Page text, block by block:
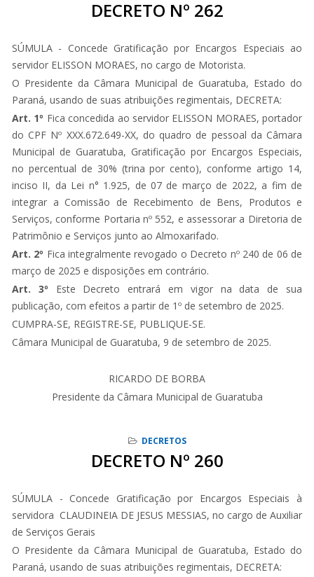
DECRETO Nº 262
SÚMULA - Concede Gratificação por Encargos Especiais ao
servidor ELISSON MORAES, no cargo de Motorista.
O Presidente da Câmara Municipal de Guaratuba, Estado do
Paraná, usando de suas atribuições regimentais, DECRETA:
Art. 1º Fica concedida ao servidor ELISSON MORAES, portador
do CPF Nº XXX.672.649-XX, do quadro de pessoal da Câmara
Municipal de Guaratuba, Gratificação por Encargos Especiais,
no percentual de 30% (trina por cento), conforme artigo 14,
inciso II, da Lei n° 1.925, de 07 de março de 2022, a fim de
integrar a Comissão de Recebimento de Bens, Produtos e
Serviços, conforme Portaria nº 552, e assessorar a Diretoria de
Patrimônio e Serviços junto ao Almoxarifado.
Art. 2º Fica integralmente revogado o Decreto nº 240 de 06 de
março de 2025 e disposições em contrário.
Art. 3º Este Decreto entrará em vigor na data de sua
publicação, com efeitos a partir de 1º de setembro de 2025.
CUMPRA-SE, REGISTRE-SE, PUBLIQUE-SE.
Câmara Municipal de Guaratuba, 9 de setembro de 2025.
RICARDO DE BORBA
Presidente da Câmara Municipal de Guaratuba
DECRETOS
DECRETO Nº 260
SÚMULA - Concede Gratificação por Encargos Especiais à
servidora CLAUDINEIA DE JESUS MESSIAS, no cargo de Auxiliar
de Serviços Gerais
O Presidente da Câmara Municipal de Guaratuba, Estado do
Paraná, usando de suas atribuições regimentais, DECRETA: